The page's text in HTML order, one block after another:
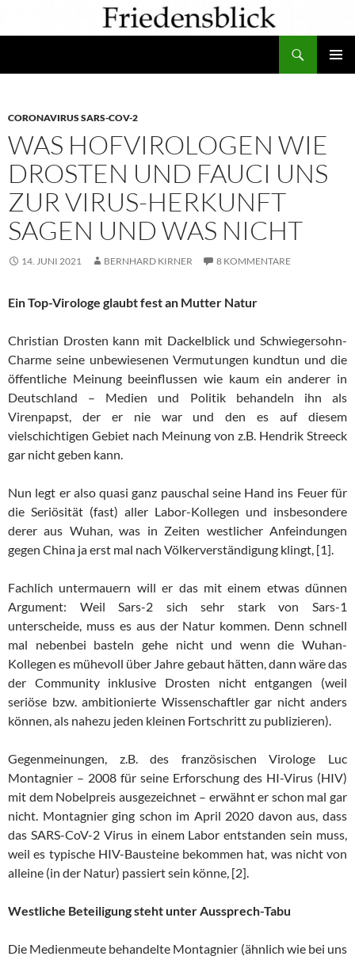
CORONAVIRUS SARS-COV-2
WAS HOFVIROLOGEN WIE
DROSTEN UND FAUCI UNS
ZUR VIRUS-HERKUNFT
SAGEN UND WAS NICHT
14. JUNI 2021 BERNHARD KIRNER 8 KOMMENTARE
Ein Top-Virologe glaubt fest an Mutter Natur
Christian Drosten kann mit Dackelblick und Schwiegersohn-
Charme seine unbewiesenen Vermutungen kundtun und die
öffentliche Meinung beeinflussen wie kaum ein anderer in
Deutschland – Medien und Politik behandeln ihn als
Virenpapst, der er nie war und den es auf diesem
vielschichtigen Gebiet nach Meinung von z.B. Hendrik Streeck
gar nicht geben kann.
Nun legt er also quasi ganz pauschal seine Hand ins Feuer für
die Seriösität (fast) aller Labor-Kollegen und insbesondere
derer aus Wuhan, was in Zeiten westlicher Anfeindungen
gegen China ja erst mal nach Völkerverständigung klingt, [1].
Fachlich untermauern will er das mit einem etwas dünnen
Argument: Weil Sars-2 sich sehr stark von Sars-1
unterscheide, muss es aus der Natur kommen. Denn schnell
mal nebenbei basteln gehe nicht und wenn die Wuhan-
Kollegen es mühevoll über Jahre gebaut hätten, dann wäre das
der Community inklusive Drosten nicht entgangen (weil
seriöse bzw. ambitionierte Wissenschaftler gar nicht anders
können, als nahezu jeden kleinen Fortschritt zu publizieren).
Gegenmeinungen, z.B. des französischen Virologe Luc
Montagnier – 2008 für seine Erforschung des HI-Virus (HIV)
mit dem Nobelpreis ausgezeichnet – erwähnt er schon mal gar
nicht. Montagnier ging schon im April 2020 davon aus, dass
das SARS-CoV-2 Virus in einem Labor entstanden sein muss,
weil es typische HIV-Bausteine bekommen hat, was nicht von
alleine (in der Natur) passiert sein könne, [2].
Westliche Beteiligung steht unter Aussprech-Tabu
Die Medienmeute behandelte Montagnier (ähnlich wie bei uns